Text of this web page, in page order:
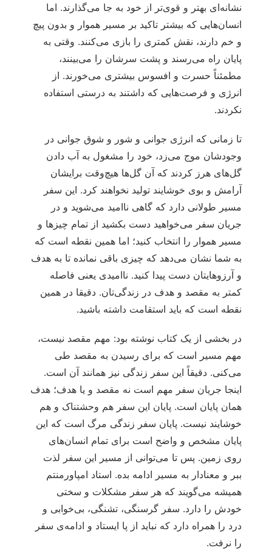
نشانه‌ای بهتر و قوی‌تر از خود به جا می‌گذارند. اما
انسان‌هایی که بیشتر تاکید بر مسیر هموار و بدون پیچ
و خم دارند، نقش کمتری را بازی می‌کنند. وقتی به
پایان راه می‌رسند و پشت سرشان را می‌بینند،
مطمئناً حسرت و افسوس بیشتری می‌خورند. از
انرژی و فرصت‌هایی که داشتند به درستی استفاده
نکردند.
تا زمانی که انرژی جوانی و شور و شوق جوانی در
وجودشان موج می‌زد، خود را مشغول به آب دادن
گل‌های هرز کردند که آن گل‌ها هیچ‌وقت برایشان
آرامش و بوی خوشایند تولید نخواهند کرد. این سفر
مسیر طولانی دارد که گاهی ناامید می‌شوید و در
جریان سفر می‌خواهید دست بکشید از تمام چیزها و
مسیر هموار را انتخاب کنید؛ اما همین نقطه است که
به شما نشان می‌دهد که چیزی باقی نمانده تا به هدف
و آرزوهایتان دست پیدا کنید. ناامیدی یعنی فاصله
کمتر به مقصد و هدف در زندگی‌تان. دقیقا در همین
نقطه است که باید استقامت داشته باشید.
در بخشی از یک کتاب نوشته بود: مهم مقصد نیست،
مهم مسیر است که برای رسیدن به مقصد طی
می‌کنی. دقیقاً این سفر زندگی نیز همانند آن است.
اینجا جریان سفر مهم است نه مقصد و یا هدف؛ هدف
همان پایان است. پایان این سفر هم وحشتناک و هم
خوشایند نیست. پایان سفر زندگی مرگ است که این
پایان مشخص و واضح است برای تمام انسان‌های
روی زمین. پس تا می‌توانی از مسیر این سفر لذت
ببر و معنادار به مسیر ادامه بده. استاد امپاورمنتم
همیشه می‌گویند که هر سفر مشکلات و سختی
خودش را دارد. سفر گرسنگی، تشنگی، بی‌خوابی و
درد را همراه دارد که نباید از پا ایستاد و ادامه‌ی سفر
را نرفت.